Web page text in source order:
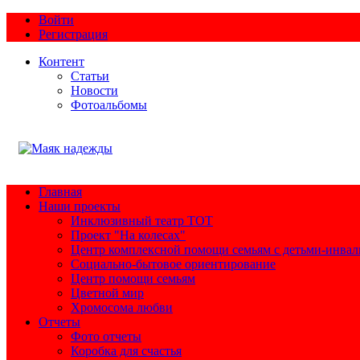
Войти
Регистрация
Контент
Статьи
Новости
Фотоальбомы
Главная
Наши проекты
Инклюзивный театр ТОТ
Проект "На колесах"
Центр комплексной помощи семьям с детьми-
Социально-бытовое ориентирование
Центр помощи семьям
Цветной мир
Хромосома любви
Отчеты
Фото отчеты
Коробка для счастья